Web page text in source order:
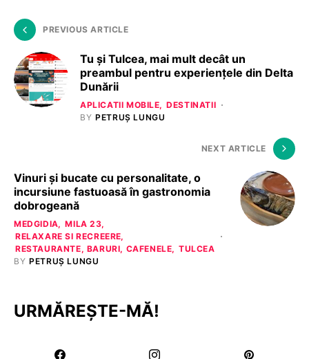
PREVIOUS ARTICLE
Tu și Tulcea, mai mult decât un
preambul pentru experiențele din Delta
Dunării
APLICATII MOBILE
DESTINATII
BY PETRUȘ LUNGU
NEXT ARTICLE
Vinuri și bucate cu personalitate, o
incursiune fastuoasă în gastronomia
dobrogeană
MEDGIDIA
MILA 23
RELAXARE SI RECREERE
RESTAURANTE, BARURI, CAFENELE
TULCEA
BY PETRUȘ LUNGU
URMĂREȘTE-MĂ!